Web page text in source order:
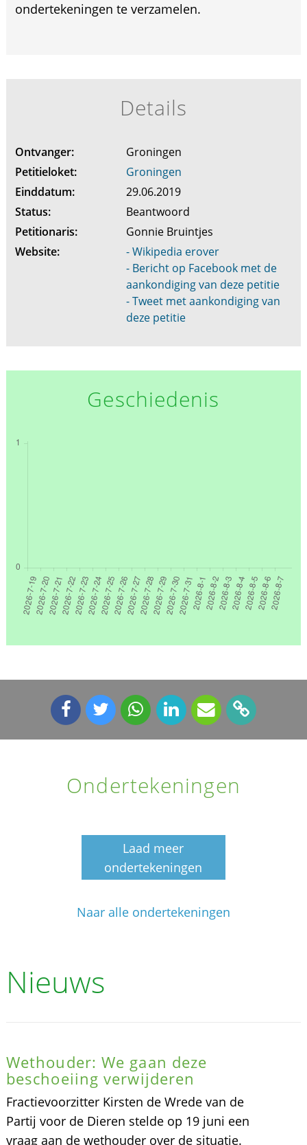
ondertekeningen te verzamelen.
Details
Ontvanger:
Groningen
Petitieloket:
Groningen
Einddatum:
29.06.2019
Status:
Beantwoord
Petitionaris:
Gonnie Bruintjes
Website:
- Wikipedia erover
- Bericht op Facebook met de
aankondiging van deze petitie
- Tweet met aankondiging van
deze petitie
Geschiedenis
Ondertekeningen
Laad meer
ondertekeningen
Naar alle ondertekeningen
Nieuws
Wethouder: We gaan deze
beschoeiing verwijderen
Fractievoorzitter Kirsten de Wrede van de
Partij voor de Dieren stelde op 19 juni een
vraag aan de wethouder over de situatie.